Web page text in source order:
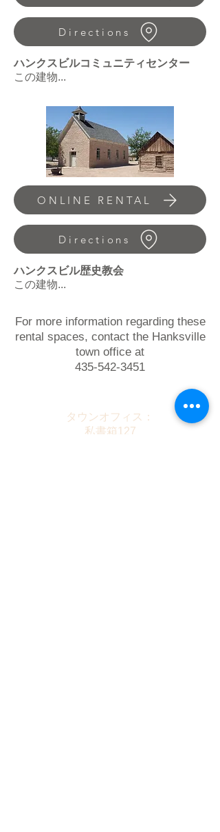
Directions
ハンクスビルコミュニティセンター
この建物...
ONLINE RENTAL
Directions
ハンクスビル歴史教会
この建物...
For more information regarding these
rental spaces, contact the Hanksville
town office at
435-542-3451
タウンオフィス：
私書箱127